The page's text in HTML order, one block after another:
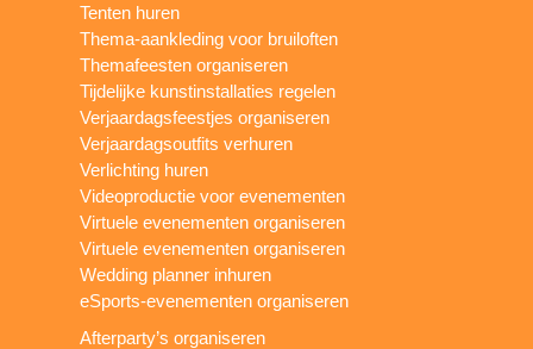
Tenten huren
Thema-aankleding voor bruiloften
Themafeesten organiseren
Tijdelijke kunstinstallaties regelen
Verjaardagsfeestjes organiseren
Verjaardagsoutfits verhuren
Verlichting huren
Videoproductie voor evenementen
Virtuele evenementen organiseren
Virtuele evenementen organiseren
Wedding planner inhuren
eSports-evenementen organiseren
Afterparty’s organiseren